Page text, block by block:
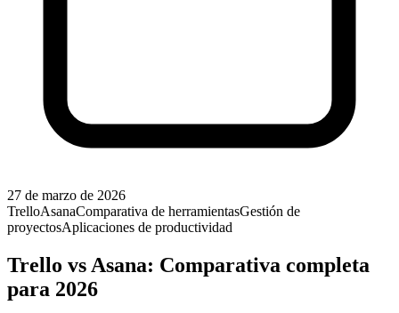
27 de marzo de 2026
TrelloAsanaComparativa de herramientasGestión de
proyectosAplicaciones de productividad
Trello vs Asana: Comparativa completa
para 2026